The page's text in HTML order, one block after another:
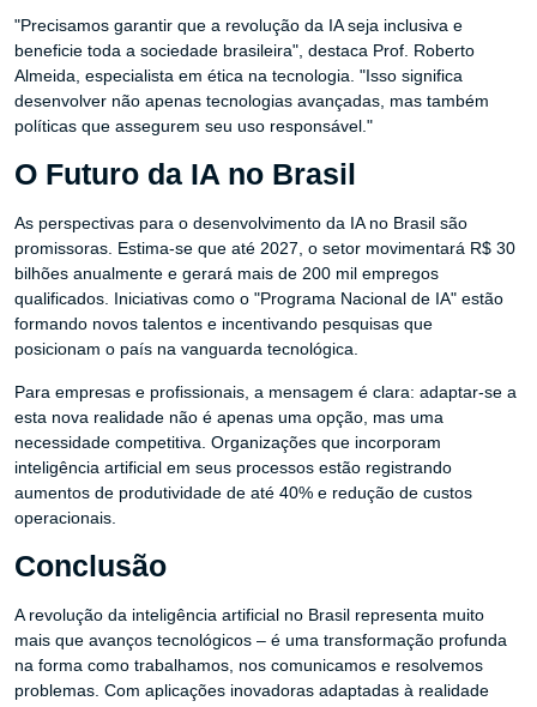
"Precisamos garantir que a revolução da IA seja inclusiva e
beneficie toda a sociedade brasileira", destaca Prof. Roberto
Almeida, especialista em ética na tecnologia. "Isso significa
desenvolver não apenas tecnologias avançadas, mas também
políticas que assegurem seu uso responsável."
O Futuro da IA no Brasil
As perspectivas para o desenvolvimento da IA no Brasil são
promissoras. Estima-se que até 2027, o setor movimentará R$ 30
bilhões anualmente e gerará mais de 200 mil empregos
qualificados. Iniciativas como o "Programa Nacional de IA" estão
formando novos talentos e incentivando pesquisas que
posicionam o país na vanguarda tecnológica.
Para empresas e profissionais, a mensagem é clara: adaptar-se a
esta nova realidade não é apenas uma opção, mas uma
necessidade competitiva. Organizações que incorporam
inteligência artificial em seus processos estão registrando
aumentos de produtividade de até 40% e redução de custos
operacionais.
Conclusão
A revolução da inteligência artificial no Brasil representa muito
mais que avanços tecnológicos – é uma transformação profunda
na forma como trabalhamos, nos comunicamos e resolvemos
problemas. Com aplicações inovadoras adaptadas à realidade